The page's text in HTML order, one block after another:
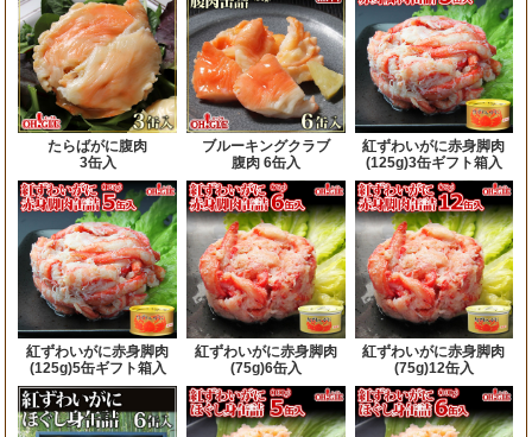
たらばがに腹肉
3缶入
ブルーキングクラブ
腹肉 6缶入
紅ずわいがに赤身脚肉
(125g)3缶ギフト箱入
紅ずわいがに赤身脚肉
(125g)5缶ギフト箱入
紅ずわいがに赤身脚肉
(75g)6缶入
紅ずわいがに赤身脚肉
(75g)12缶入